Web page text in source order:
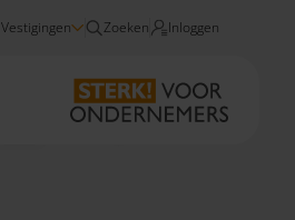
Vestigingen Zoeken Inloggen
Echtscheiding en jouw bedrijf 2024